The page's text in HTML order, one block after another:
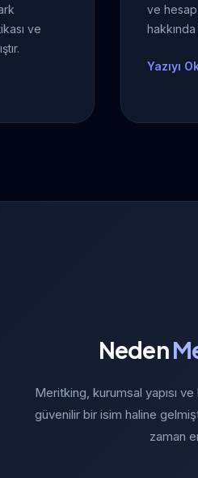
ve
ve hesap
Yazıyı
Neden
Meritking, kurumsal yapısı
güvenilir bir isim haline
zaman